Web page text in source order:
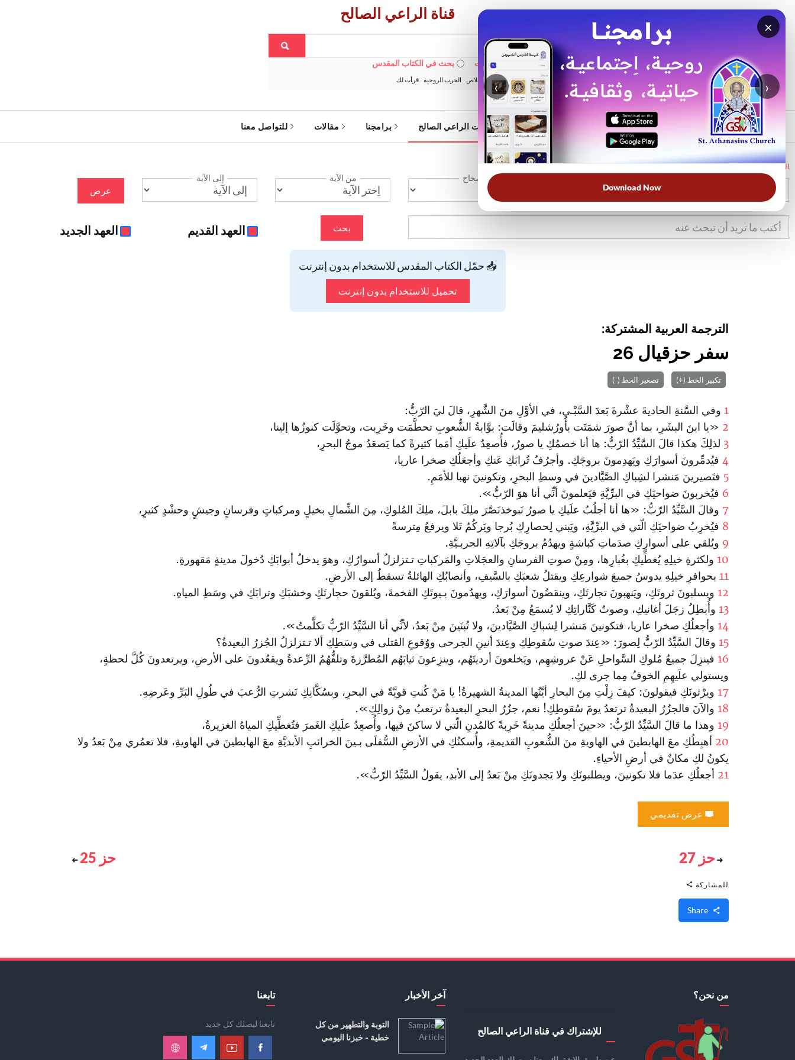
×
‹ ›
Download Now
قناة الراعي الصالح
بحث في الويبسايت بحث في الكتاب المقدس
الأكثر بحثًا: خبزنا اليومي الخلاص الحرب الروحية قرأت لك
الرئيسية خدمات الراعي الصالح برامجنا مقالات للتواصل معنا
الرئيسية
الإصحاح من الآية إلى الآية
عرض
بحث العهد القديم العهد الجديد
📥 حمّل الكتاب المقدس للاستخدام بدون إنترنت
تحميل للاستخدام بدون إنترنت
الترجمة العربية المشتركة:
سفر حزقيال 26
تكبير الخط (+) تصغير الخط (-)
1 وفي السَّنةِ الحاديةَ عشْرةَ‌ بَعدَ السَّبْـي، في الأوَّلِ منَ الشَّهرِ، قالَ ليَ الرّبُّ:
2 «يا ا‏بنَ البشَرِ، بما أنَّ صورَ‌ شمَتَت بأُورُشليمَ وقالَت: بوَّابةُ الشُّعوبِ تحطَّمَت وخَرِبت، وتحوَّلَت كنوزُها إلينا،
3 لذلِكَ هكذا قالَ السَّيِّدُ الرّبُّ: ها أنا خصمُكِ يا صورُ، فأُصعِدُ علَيكِ أمَما كثيرةً كما يَصعَدُ موجُ البحرِ،
4 فيُدمِّرونَ أسوارَكِ ويَهدِمونَ بروجَكِ. وأجرُفُ تُرابَكِ عَنكِ وأجعَلُكِ صخرا عاريا،
5 فتَصيرينَ مَنشرا لشِباكِ الصَّيَّادينَ في وسطِ البحرِ، وتكونينَ نهبا للأمَمِ.
6 فيُخربونَ ضواحيَكِ في البرِّيَّةِ فيَعلمونَ أنِّي أنا هوَ الرّبُّ».
7 وقالَ السَّيِّدُ الرّبُّ: «ها أنا أجلُبُ علَيكِ يا صورُ نَبوخذنَصَّرَ ملِكَ بابلَ، ملِكَ المُلوكِ، مِنَ الشِّمالِ بخيلٍ ومركباتٍ وفرسانٍ وجيشٍ وحشْدٍ كثيرٍ،
8 فيُخرِبُ ضواحيَكِ الّتي في البرِّيَّةِ، ويَبني لِحصارِكِ بُرجا ويَركُمُ تَلا ويرفعُ مِترسةً
9 ويُلقي على أسوارِكِ صدَماتِ كباشةٍ ويهدُمُ بروجَكِ بآلاتِهِ الحربـيَّةِ.
10 ولكثرةِ خيلِهِ يُغطِّيكِ بغُبارِها، ومِنْ صوتِ الفرسانِ والعجَلاتِ والمَركباتِ تـتزلزلُ أسوارُكِ، وهوَ يدخلُ أبوابَكِ دُخولَ مدينةٍ مَقهورةِ.
11 بحوافرِ خيلِهِ يدوسُ جميعَ شوارعِكِ ويقتلُ شعبَكِ بالسَّيفِ، وأنصابُكِ الهائلةُ تسقطُ إلى الأرضِ‌.
12 ويسلبونَ ثروتَكِ، ويَنهبونَ تجارتَكِ، وينقضُونَ أسوارَكِ، ويهدُمونَ بـيوتَكِ الفخمةَ، ويُلقونَ حجارتَكِ وخشبَكِ وترابَكِ في وسَطِ المياهِ.
13 وأُبطِلُ زجَلَ أغانيكِ، وصوتُ كَنَّاراتِكِ لا يُسمَعُ مِنْ بَعدُ.
14 وأجعلُكِ صخرا عاريا، فتكونينَ مَنشرا لِشباكِ الصَّيَّادينَ، ولا تُبنَينَ مِنْ بَعدُ، لأنِّي أنا السَّيِّدُ الرّبُّ تكلَّمتُ».
15 وقالَ السَّيِّدُ الرّبُّ لِصورَ: «عِندَ صوتِ سُقوطِكِ وعِندَ أنينِ الجرحى ووُقوعِ القتلى في وسَطِكِ ألا تـتزلزلُ الجُزرُ البعيدةُ؟
16 فينزِلَ جميعُ مُلوكِ السَّواحلِ عَنْ عروشِهِم، ويَخلعونَ أرديتَهُم، وينزِعونَ ثيابَهُم المُطرَّزةَ وتلفُّهُمُ الرِّعدةُ ويقعُدونَ على الأرضِ، ويرتعدونَ كُلَّ لحظةٍ،
ويستولي علَيهِمِ الخوفُ مِما جرى لكِ‌.
17 ويرْثونَكِ فيقولونَ: كيفَ زِلْتِ مِنَ البحارِ‌ أيَّتُها المدينةُ الشهيرةُ! يا مَنْ كُنتِ قويَّةً في البحرِ، وبسُكَّانِكِ نَشرتِ الرُّعبَ في طُولِ البَرِّ وعَرضِهِ.
18 والآنَ فالجزُرُ البعيدةُ ترتعدُ يومَ سُقوطِكِ! نعم، جزُرُ البحرِ البعيدةُ ترتعبُ مِنْ زوالِكِ».
19 وهذا ما قالَ السَّيِّدُ الرّبُّ: «حينَ أجعلُكِ مدينةً خَرِبةً كالمُدنِ الّتي لا ساكنَ فيها، وأُصعِدُ علَيكِ الغَمرَ فتُغطِّيكِ المياهُ الغزيرةُ،
20 أهبِطُكِ معَ الهابطينَ في الهاويةِ منَ الشُّعوبِ القديمةِ، وأُسكنُكِ في الأرضِ السُّفلَى بـينَ الخرائبِ الأبديَّةِ معَ الهابطينَ في الهاويةِ، فلا تعمُري مِنْ بَعدُ‌ ولا
يكونُ لكِ مكانٌ في أرضِ الأحياءِ.
21 أجعلُكِ عدَما فلا تكونينَ، ويطلبونَكِ ولا يَجدونَكِ مِنْ بَعدُ إلى الأبدِ، يقولُ السَّيِّدُ الرّبُّ».
عرض تقديمي
حز 27 حز 25
للمشاركة
من نحن؟
للإشتراك في قناة الراعي الصالح
آخر الأخبار
التوبة والتطهير من كل
خطية - خبزنا اليومي
تابعنا
تابعنا ليصلك كل جديد